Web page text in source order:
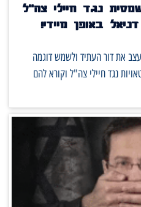
נגד חיילי צה"ל
באופן מיידי!
את דור העתיד ולשמש דוגמה
נגד חיילי צה"ל וקורא להם